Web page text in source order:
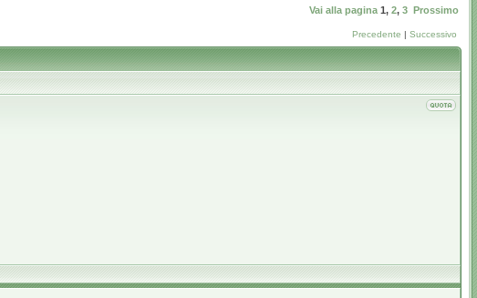
Vai alla pagina 1, 2, 3 Prossimo
Precedente | Successivo